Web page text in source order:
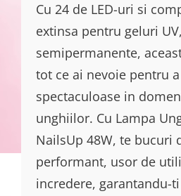
Cu 24 de LED-uri si
extinsa pentru geluri
semipermanente,
tot ce ai nevoie pentru
spectaculoase in
unghiilor. Cu Lampa
NailsUp 48W, te bucuri
performant, usor de
incredere, garantandu-